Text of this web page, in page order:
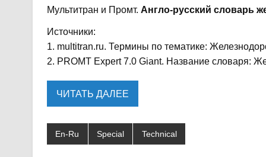
Мультитран и Промт. Англо-русский словарь
Источники:
1. multitran.ru. Термины по тематике:
2. PROMT Expert 7.0 Giant. Название словаря:
ЧИТАТЬ ДАЛЕЕ
En-Ru Special Technical